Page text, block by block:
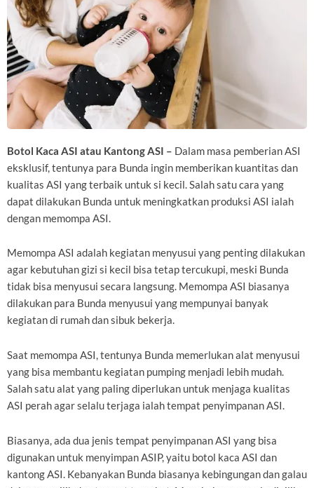
Botol Kaca ASI atau Kantong ASI – Dalam masa pemberian ASI
eksklusif, tentunya para Bunda ingin memberikan kuantitas dan
kualitas ASI yang terbaik untuk si kecil. Salah satu cara yang
dapat dilakukan Bunda untuk meningkatkan produksi ASI ialah
dengan memompa ASI.
Memompa ASI adalah kegiatan menyusui yang penting dilakukan
agar kebutuhan gizi si kecil bisa tetap tercukupi, meski Bunda
tidak bisa menyusui secara langsung. Memompa ASI biasanya
dilakukan para Bunda menyusui yang mempunyai banyak
kegiatan di rumah dan sibuk bekerja.
Saat memompa ASI, tentunya Bunda memerlukan alat menyusui
yang bisa membantu kegiatan pumping menjadi lebih mudah.
Salah satu alat yang paling diperlukan untuk menjaga kualitas
ASI perah agar selalu terjaga ialah tempat penyimpanan ASI.
Biasanya, ada dua jenis tempat penyimpanan ASI yang bisa
digunakan untuk menyimpan ASIP, yaitu botol kaca ASI dan
kantong ASI. Kebanyakan Bunda biasanya kebingungan dan galau